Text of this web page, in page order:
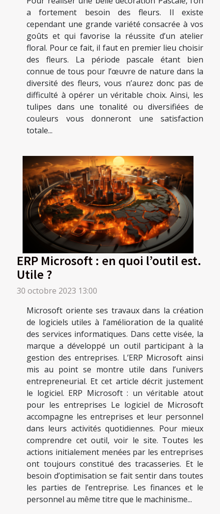
a fortement besoin des fleurs. Il existe
cependant une grande variété consacrée à vos
goûts et qui favorise la réussite d’un atelier
floral. Pour ce fait, il faut en premier lieu choisir
des fleurs. La période pascale étant bien
connue de tous pour l’œuvre de nature dans la
diversité des fleurs, vous n’aurez donc pas de
difficulté à opérer un véritable choix. Ainsi, les
tulipes dans une tonalité ou diversifiées de
couleurs vous donneront une satisfaction
totale...
ERP Microsoft : en quoi l’outil est.
Utile ?
30 octobre 2023 13:00
Microsoft oriente ses travaux dans la création
de logiciels utiles à l’amélioration de la qualité
des services informatiques. Dans cette visée, la
marque a développé un outil participant à la
gestion des entreprises. L’ERP Microsoft ainsi
mis au point se montre utile dans l’univers
entrepreneurial. Et cet article décrit justement
le logiciel. ERP Microsoft : un véritable atout
pour les entreprises Le logiciel de Microsoft
accompagne les entreprises et leur personnel
dans leurs activités quotidiennes. Pour mieux
comprendre cet outil, voir le site. Toutes les
actions initialement menées par les entreprises
ont toujours constitué des tracasseries. Et le
besoin d’optimisation se fait sentir dans toutes
les parties de l’entreprise. Les finances et le
personnel au même titre que le machinisme...